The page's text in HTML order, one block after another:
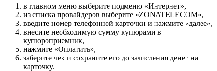
в главном меню выберите подменю «Интернет»,
из списка провайдеров выберите «ZONATELECOM»,
введите номер телефонной карточки и нажмите «далее»,
внесите необходимую сумму купюрами в
купюроприемник,
нажмите «Оплатить»,
заберите чек и сохраните его до зачисления денег на
карточку.